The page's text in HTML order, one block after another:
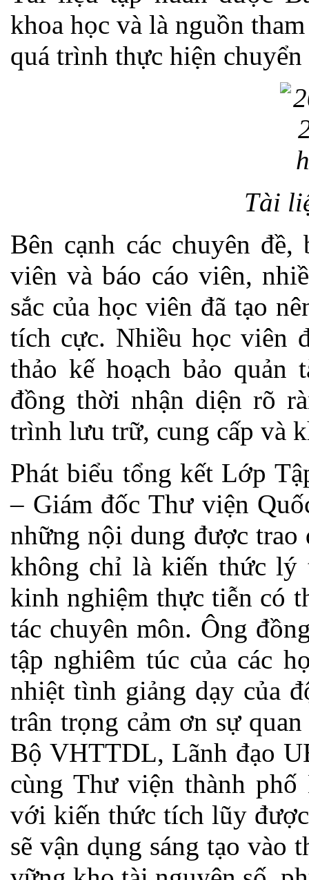
khoa học và là nguồn
quá trình thực hiện
Tài
Bên cạnh các chuyên
viên và báo cáo viên,
sắc của học viên đã tạo
tích cực. Nhiều học viên
thảo kế hoạch bảo
đồng thời nhận diện rõ
trình lưu trữ, cung cấp và
Phát biểu tổng kết Lớp
– Giám đốc Thư viện
những nội dung được
không chỉ là kiến thức lý
kinh nghiệm thực tiễn có
tác chuyên môn. Ông
tập nghiêm túc của các
nhiệt tình giảng dạy của
trân trọng cảm ơn sự
Bộ VHTTDL, Lãnh đạo
cùng Thư viện thành
với kiến thức tích lũy
sẽ vận dụng sáng tạo vào